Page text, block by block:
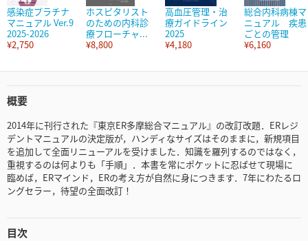
感染症プラチナ
マニュアル Ver.9
2025-2026
¥2,750
ホスピタリスト
のための内科診
療フローチャ...
¥8,800
高血圧管理・治
療ガイドライン
2025
¥4,180
総合内科病棟マ
ニュアル 疾患
ごとの管理
¥6,160
概要
2014年に刊行された『東京ER多摩総合マニュアル』の改訂改題．ERレジ
デントマニュアルの決定版が，ハンディなサイズはそのままに，新規項目
を追加して全面リニューアルを受けました．知識を羅列するのではなく，
重視するのは何よりも「手順」．本書を常にポケットに忍ばせて現場に
臨めば，ERマインド，ERの考え方が自然に身につきます．7年にわたるロ
ングセラー，待望の全面改訂！
目次